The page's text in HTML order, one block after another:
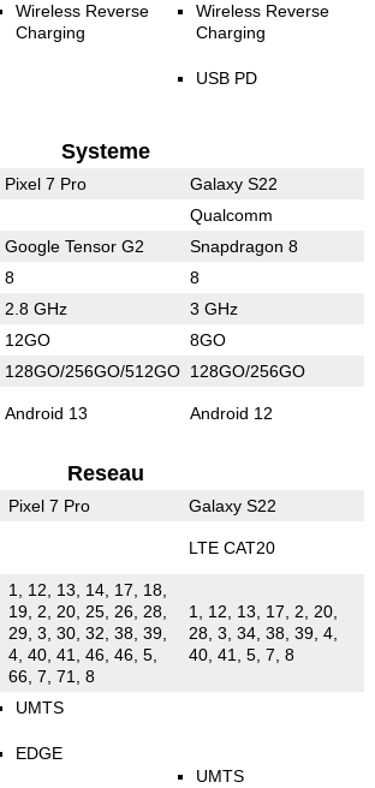
Wireless Reverse
Charging
Wireless Reverse
Charging
USB PD
Systeme
Pixel 7 Pro Galaxy S22
Qualcomm
Google Tensor G2 Snapdragon 8
8 8
2.8 GHz 3 GHz
12GO 8GO
128GO/256GO/512GO 128GO/256GO
Android 13 Android 12
Reseau
Pixel 7 Pro Galaxy S22
LTE CAT20
1, 12, 13, 14, 17, 18,
19, 2, 20, 25, 26, 28,
29, 3, 30, 32, 38, 39,
4, 40, 41, 46, 46, 5,
66, 7, 71, 8
1, 12, 13, 17, 2, 20,
28, 3, 34, 38, 39, 4,
40, 41, 5, 7, 8
UMTS
EDGE
UMTS